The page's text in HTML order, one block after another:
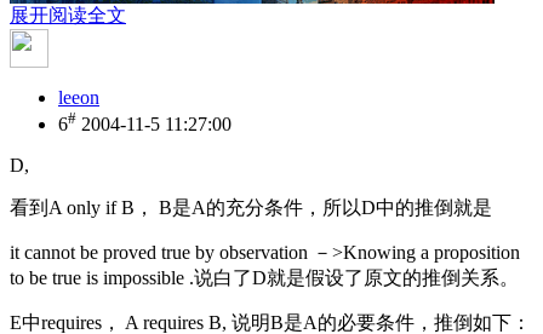
展开阅读全文
leeon
6# 2004-11-5 11:27:00
D,
看到A only if B， B是A的充分条件，所以D中的推倒就是
it cannot be proved true by observation －>Knowing a proposition
to be true is impossible .说白了D就是假设了原文的推倒关系。
E中requires， A requires B, 说明B是A的必要条件，推倒如下：